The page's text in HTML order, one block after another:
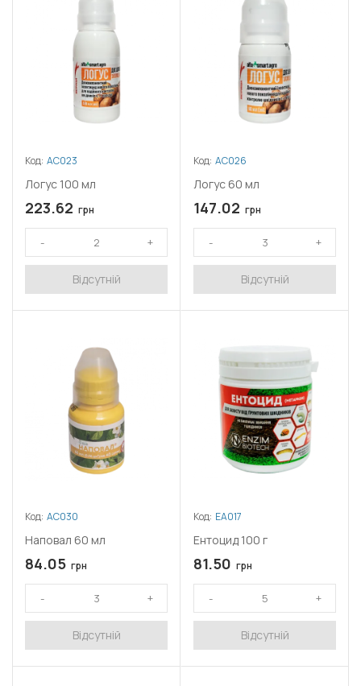
Код: АС023
Логус 100 мл
223.62 грн
Відсутній
Код: АС026
Логус 60 мл
147.02 грн
Відсутній
Код: АС030
Наповал 60 мл
84.05 грн
Відсутній
Код: ЕА017
Ентоцид 100 г
81.50 грн
Відсутній